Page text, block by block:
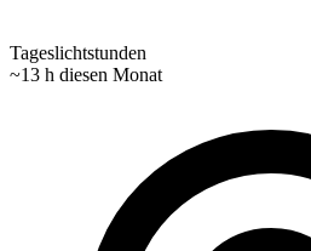
Tageslichtstunden
~13 h diesen Monat